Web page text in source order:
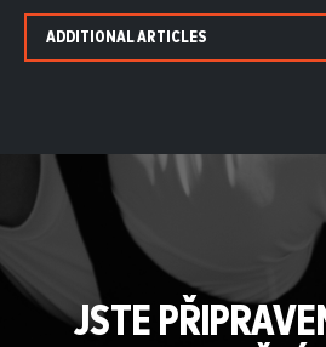
ADDITIONAL ARTICLES
JSTE